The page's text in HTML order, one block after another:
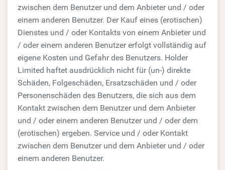
zwischen dem Benutzer und dem Anbieter und / oder
einem anderen Benutzer. Der Kauf eines (erotischen)
Dienstes und / oder Kontakts von einem Anbieter und
/ oder einem anderen Benutzer erfolgt vollständig auf
eigene Kosten und Gefahr des Benutzers. Holder
Limited haftet ausdrücklich nicht für (un-) direkte
Schäden, Folgeschäden, Ersatzschäden und / oder
Personenschäden des Benutzers, die sich aus dem
Kontakt zwischen dem Benutzer und dem Anbieter
und / oder einem anderen Benutzer und / oder dem
(erotischen) ergeben. Service und / oder Kontakt
zwischen dem Benutzer und dem Anbieter und / oder
einem anderen Benutzer.